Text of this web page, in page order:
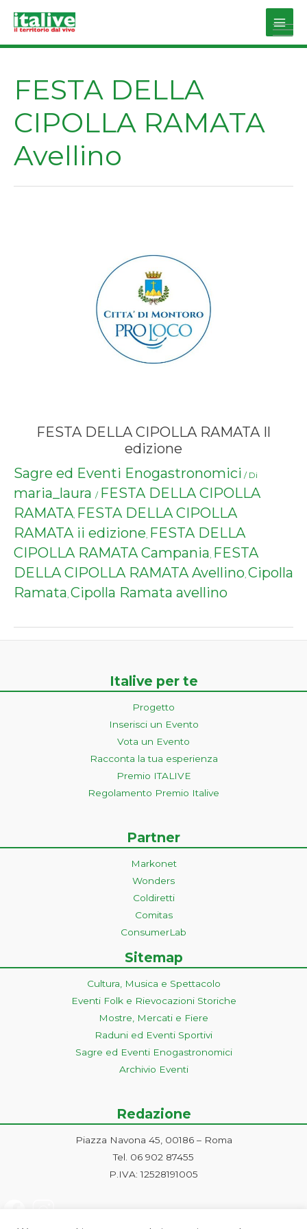
Main
FESTA DELLA
CIPOLLA RAMATA
Avellino
FESTA DELLA CIPOLLA RAMATA Il
edizione
Sagre ed Eventi Enogastronomici / Di
maria_laura / FESTA DELLA CIPOLLA
RAMATA, FESTA DELLA CIPOLLA
RAMATA ii edizione, FESTA DELLA
CIPOLLA RAMATA Campania, FESTA
DELLA CIPOLLA RAMATA Avellino, Cipolla
Ramata, Cipolla Ramata avellino
Italive per te
Progetto
Inserisci un Evento
Vota un Evento
Racconta la tua esperienza
Premio ITALIVE
Regolamento Premio Italive
Partner
Markonet
Wonders
Coldiretti
Comitas
ConsumerLab
Sitemap
Cultura, Musica e Spettacolo
Eventi Folk e Rievocazioni Storiche
Mostre, Mercati e Fiere
Raduni ed Eventi Sportivi
Sagre ed Eventi Enogastronomici
Archivio Eventi
Redazione
Piazza Navona 45, 00186 – Roma
Tel. 06 902 87455
P.IVA: 12528191005